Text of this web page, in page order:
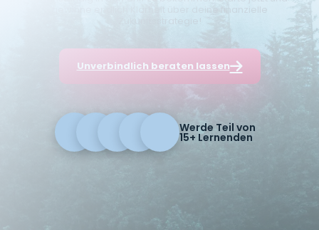
gewinne endlich Klarheit über deine finanzielle
Unverbindlich beraten lassen
Werde Teil von
15+ Lernenden